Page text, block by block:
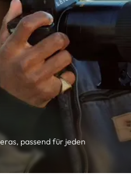
passend für jeden